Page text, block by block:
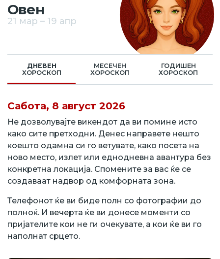
Овен
21 мар – 19 апр
ДНЕВЕН
ХОРОСКОП
МЕСЕЧЕН
ХОРОСКОП
ГОДИШЕН
ХОРОСКОП
Сабота, 8 август 2026
Не дозволувајте викендот да ви помине исто
како сите претходни. Денес направете нешто
коешто одамна си го ветувате, како посета на
ново место, излет или еднодневна авантура без
конкретна локација. Спомените за вас ќе се
создаваат надвор од комфорната зона.
Телефонот ќе ви биде полн со фотографии до
полноќ. И вечерта ќе ви донесе моменти со
пријателите кои не ги очекувате, а кои ќе ви го
наполнат срцето.